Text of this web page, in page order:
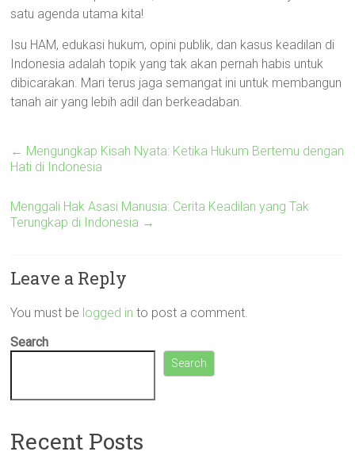
satu agenda utama kita!
Isu HAM, edukasi hukum, opini publik, dan kasus keadilan di
Indonesia adalah topik yang tak akan pernah habis untuk
dibicarakan. Mari terus jaga semangat ini untuk membangun
tanah air yang lebih adil dan berkeadaban.
← Mengungkap Kisah Nyata: Ketika Hukum Bertemu dengan
Hati di Indonesia
Menggali Hak Asasi Manusia: Cerita Keadilan yang Tak
Terungkap di Indonesia →
Leave a Reply
You must be logged in to post a comment.
Search
Search
Recent Posts